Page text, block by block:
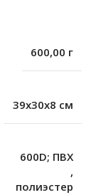
600,00 г
39х30х8 см
600D; ПВХ
,
полиэстер